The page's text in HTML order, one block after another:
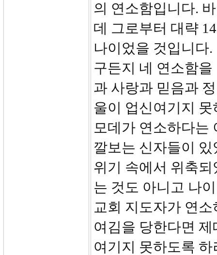
의 연소함입니다.
데 그로부터 대략
나이었을 것입니다
구든지 네 연소함
과 사랑과 믿음과
울이 업신여기지
모데가 연소하다는
깔보는 신자들이
위기 속에서 위축
는 것도 아니고 나
교회 지도자가 연
여김을 당한다면
여기지 못하도록